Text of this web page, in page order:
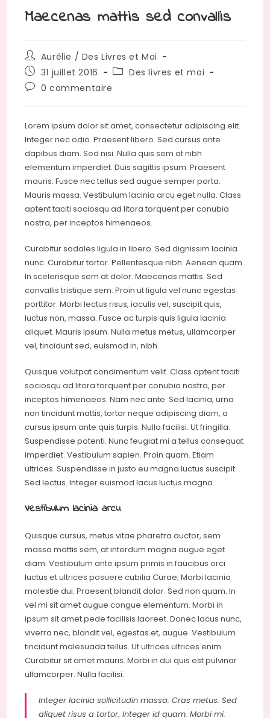
Maecenas mattis sed convallis
Auteur/autrice
de
la
publication :
Aurélie / Des Livres et Moi
Publication
publiée :
31 juillet 2016
PostDes livres et moi
Commentaires
publication :
0 commentaire
Lorem ipsum dolor sit amet, consectetur adipiscing elit.
Integer nec odio. Praesent libero. Sed cursus ante
dapibus diam. Sed nisi. Nulla quis sem at nibh
elementum imperdiet. Duis sagittis ipsum. Praesent
mauris. Fusce nec tellus sed augue semper porta.
Mauris massa. Vestibulum lacinia arcu eget nulla. Class
aptent taciti sociosqu ad litora torquent per conubia
nostra, per inceptos himenaeos.
Curabitur sodales ligula in libero. Sed dignissim lacinia
nunc. Curabitur tortor. Pellentesque nibh. Aenean quam.
In scelerisque sem at dolor. Maecenas mattis. Sed
convallis tristique sem. Proin ut ligula vel nunc egestas
porttitor. Morbi lectus risus, iaculis vel, suscipit quis,
luctus non, massa. Fusce ac turpis quis ligula lacinia
aliquet. Mauris ipsum. Nulla metus metus, ullamcorper
vel, tincidunt sed, euismod in, nibh.
Quisque volutpat condimentum velit. Class aptent taciti
sociosqu ad litora torquent per conubia nostra, per
inceptos himenaeos. Nam nec ante. Sed lacinia, urna
non tincidunt mattis, tortor neque adipiscing diam, a
cursus ipsum ante quis turpis. Nulla facilisi. Ut fringilla.
Suspendisse potenti. Nunc feugiat mi a tellus consequat
imperdiet. Vestibulum sapien. Proin quam. Etiam
ultrices. Suspendisse in justo eu magna luctus suscipit.
Sed lectus. Integer euismod lacus luctus magna.
Vestibulum lacinia arcu
Quisque cursus, metus vitae pharetra auctor, sem
massa mattis sem, at interdum magna augue eget
diam. Vestibulum ante ipsum primis in faucibus orci
luctus et ultrices posuere cubilia Curae; Morbi lacinia
molestie dui. Praesent blandit dolor. Sed non quam. In
vel mi sit amet augue congue elementum. Morbi in
ipsum sit amet pede facilisis laoreet. Donec lacus nunc,
viverra nec, blandit vel, egestas et, augue. Vestibulum
tincidunt malesuada tellus. Ut ultrices ultrices enim.
Curabitur sit amet mauris. Morbi in dui quis est pulvinar
ullamcorper. Nulla facilisi.
Integer lacinia sollicitudin massa. Cras metus. Sed
aliquet risus a tortor. Integer id quam. Morbi mi.